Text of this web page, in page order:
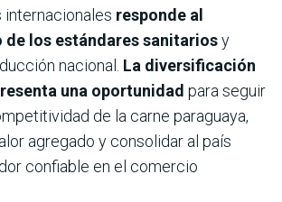
responde al
los estándares sanitariosy
nacional. La diversificación
una oportunidad para seguir
de la carne paraguaya,
agregado y consolidar al país
confiable en el comercio